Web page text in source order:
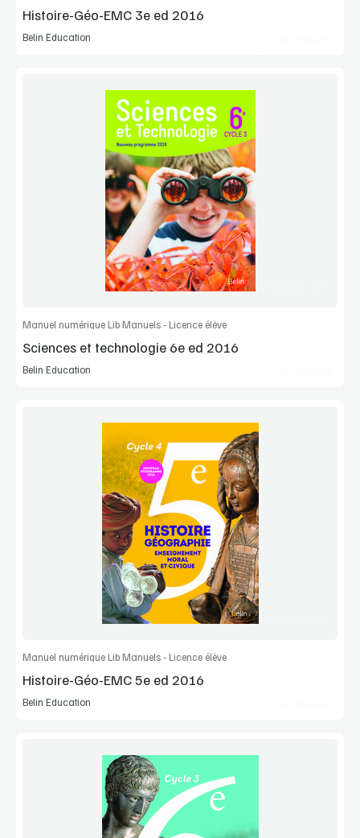
Histoire-Géo-EMC 3e ed 2016
Belin Education
Voir la démo
Extrait
Commander l'article
Manuel numérique Lib Manuels - Licence élève
Sciences et technologie 6e ed 2016
Belin Education
Voir la démo
Extrait
Commander l'article
Manuel numérique Lib Manuels - Licence élève
Histoire-Géo-EMC 5e ed 2016
Belin Education